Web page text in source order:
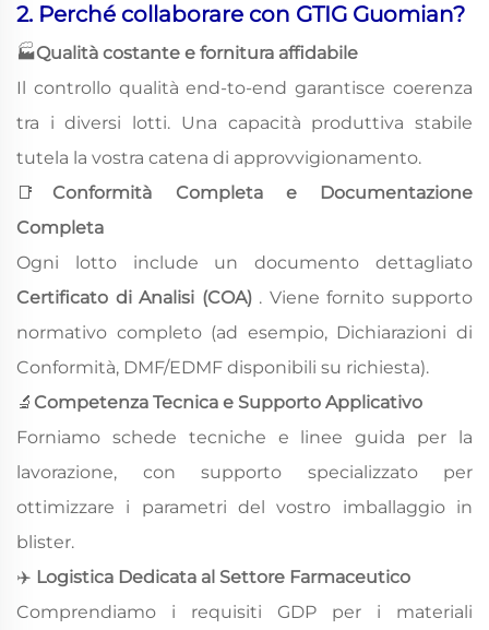
2. Perché collaborare con GTIG Guomian?
🏭Qualità costante e fornitura affidabile
Il controllo qualità end-to-end garantisce coerenza
tra i diversi lotti. Una capacità produttiva stabile
tutela la vostra catena di approvvigionamento.
📑 Conformità Completa e Documentazione
Completa
Ogni lotto include un documento dettagliato
Certificato di Analisi (COA) . Viene fornito supporto
normativo completo (ad esempio, Dichiarazioni di
Conformità, DMF/EDMF disponibili su richiesta).
🔬 Competenza Tecnica e Supporto Applicativo
Forniamo schede tecniche e linee guida per la
lavorazione, con supporto specializzato per
ottimizzare i parametri del vostro imballaggio in
blister.
✈ Logistica Dedicata al Settore Farmaceutico
Comprendiamo i requisiti GDP per i materiali